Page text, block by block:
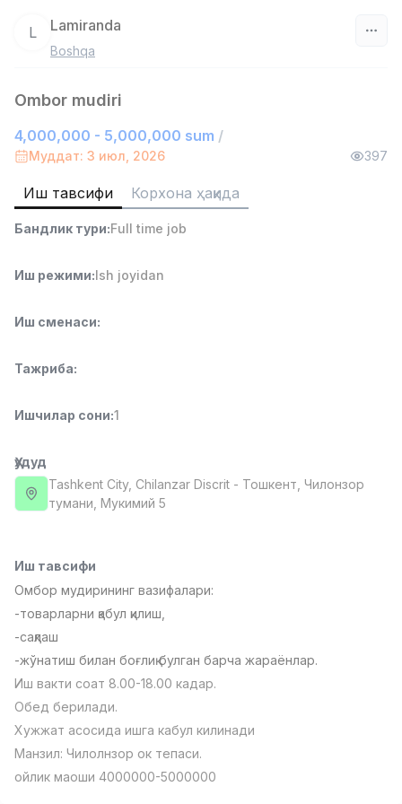
Савдо бошлиғи
ASIAN
Full time job
Ish joyidan
4,280,000 sum/
Дўкон сотувчиси
3,000,000 - 6,000,000 sum
Full time job
Ish joyidan
Фаст фуд Ошпази
2,600,000 - 5,000,000 sum/
LES AILES
Фармацевт
3,000,000 - 10,000,000 sum
NAVBAHOR APTEKA
Full time job
Ish joyidan
Келишилади
LION_ESTATE
Full time job
Ish joyidan
Телефон сотувчиси
L Lamiranda
Boshqa
Ombor mudiri
4,000,000 - 5,000,000 sum /
Муддат: 3 июл, 2026 397
Иш тавсифи Корхона ҳақида
Бандлик тури:Full time job
Иш режими:Ish joyidan
Иш сменаси:
Тажриба:
Ишчилар сони:1
Ҳудуд
Tashkent City, Chilanzar Discrit - Тошкент, Чилонзор
тумани, Мукимий 5
Иш тавсифи
Омбор мудирининг вазифалари:
-товарларни қабул қилиш,
-сақлаш
-жўнатиш билан боғлиқ булган барча жараёнлар.
Иш вакти соат 8.00-18.00 кадар.
Обед берилади.
Хужжат асосида ишга кабул килинади
Манзил: Чилолнзор ок тепаси.
ойлик маоши 4000000-5000000
Вакансиялар Соҳалар